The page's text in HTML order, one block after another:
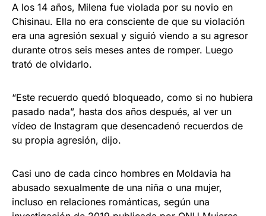
A los 14 años, Milena fue violada por su novio en
Chisinau. Ella no era consciente de que su violación
era una agresión sexual y siguió viendo a su agresor
durante otros seis meses antes de romper. Luego
trató de olvidarlo.
“Este recuerdo quedó bloqueado, como si no hubiera
pasado nada”, hasta dos años después, al ver un
vídeo de Instagram que desencadenó recuerdos de
su propia agresión, dijo.
Casi uno de cada cinco hombres en Moldavia ha
abusado sexualmente de una niña o una mujer,
incluso en relaciones románticas, según una